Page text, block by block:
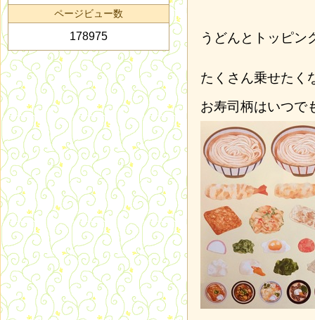
うどんとトッピン
たくさん乗せたく
お寿司柄はいつで
ページビュー数
178975